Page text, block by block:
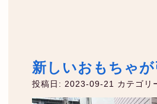
新しいおもちゃが
投稿日: 2023-09-21 カテゴリ